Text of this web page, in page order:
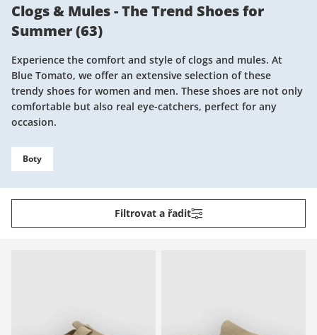
Clogs & Mules - The Trend Shoes for
Summer(63)
Experience the comfort and style of clogs and mules. At
Blue Tomato, we offer an extensive selection of these
trendy shoes for women and men. These shoes are not only
comfortable but also real eye-catchers, perfect for any
occasion.
Boty
Filtrovat a řadit